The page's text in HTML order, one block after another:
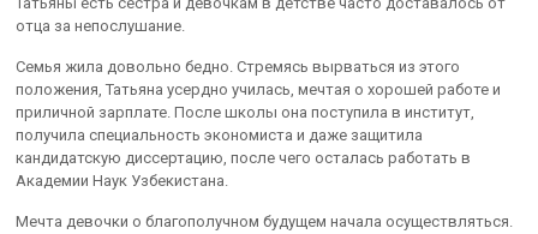
отца за непослушание.
Семья жила довольно бедно. Стремясь вырваться из этого
положения, Татьяна усердно училась, мечтая о хорошей работе и
приличной зарплате. После школы она поступила в институт,
получила специальность экономиста и даже защитила
кандидатскую диссертацию, после чего осталась работать в
Академии Наук Узбекистана.
Мечта девочки о благополучном будущем начала осуществляться.